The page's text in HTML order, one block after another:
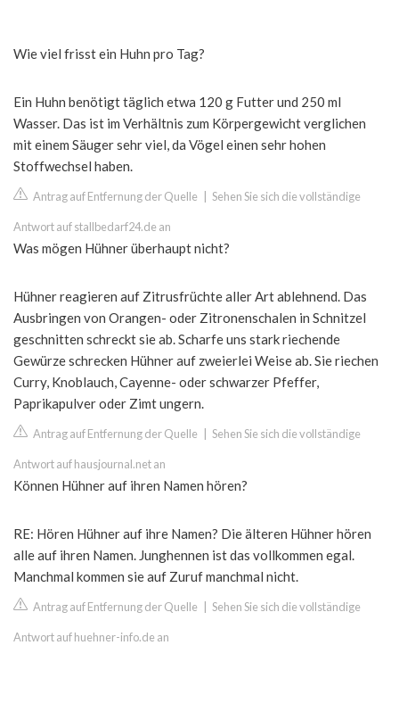
Wie viel frisst ein Huhn pro Tag?
Ein Huhn benötigt täglich etwa 120 g Futter und 250 ml
Wasser. Das ist im Verhältnis zum Körpergewicht verglichen
mit einem Säuger sehr viel, da Vögel einen sehr hohen
Stoffwechsel haben.
Antrag auf Entfernung der Quelle Sehen Sie sich die vollständige
Antwort auf stallbedarf24.de an
Was mögen Hühner überhaupt nicht?
Hühner reagieren auf Zitrusfrüchte aller Art ablehnend. Das
Ausbringen von Orangen- oder Zitronenschalen in Schnitzel
geschnitten schreckt sie ab. Scharfe uns stark riechende
Gewürze schrecken Hühner auf zweierlei Weise ab. Sie riechen
Curry, Knoblauch, Cayenne- oder schwarzer Pfeffer,
Paprikapulver oder Zimt ungern.
Antrag auf Entfernung der Quelle Sehen Sie sich die vollständige
Antwort auf hausjournal.net an
Können Hühner auf ihren Namen hören?
RE: Hören Hühner auf ihre Namen? Die älteren Hühner hören
alle auf ihren Namen. Junghennen ist das vollkommen egal.
Manchmal kommen sie auf Zuruf manchmal nicht.
Antrag auf Entfernung der Quelle Sehen Sie sich die vollständige
Antwort auf huehner-info.de an